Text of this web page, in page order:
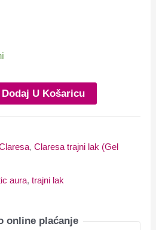
Dodaj U Košaricu
,Claresa trajni lak (Gel
aura,trajni lak
online plaćanje